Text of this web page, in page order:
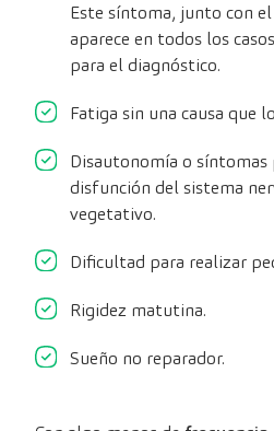
Este síntoma, junto con
aparece en todos los
para el diagnóstico.
Fatiga sin una causa que
Disautonomía o
disfunción del sistema
vegetativo.
Dificultad para realizar
Rigidez matutina.
Sueño no reparador.